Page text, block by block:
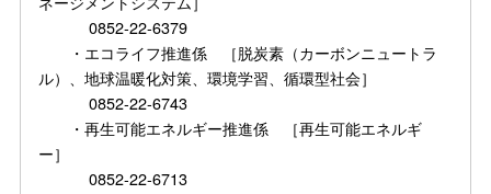
0852-22-6379
・エコライフ推進係 ［脱炭素（カーボンニュートラ
ル）、地球温暖化対策、環境学習、循環型社会］
0852-22-6743
・再生可能エネルギー推進係 ［再生可能エネルギ
ー］
0852-22-6713